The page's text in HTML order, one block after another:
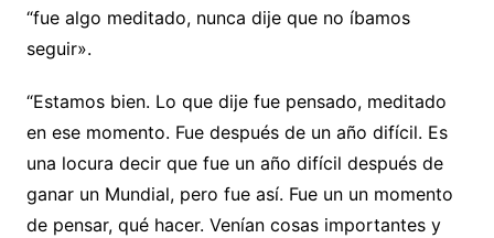
“fue algo meditado, nunca dije que no íbamos
seguir».
“Estamos bien. Lo que dije fue pensado, meditado
en ese momento. Fue después de un año difícil. Es
una locura decir que fue un año difícil después de
ganar un Mundial, pero fue así. Fue un un momento
de pensar, qué hacer. Venían cosas importantes y